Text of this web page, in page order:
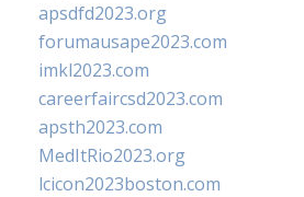
apsdfd2023.org
forumausape2023.com
imkl2023.com
careerfaircsd2023.com
apsth2023.com
MedItRio2023.org
lcicon2023boston.com